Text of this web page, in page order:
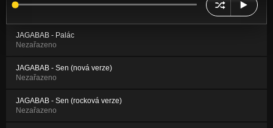
JAGABAB - Palác
Nezařazeno
JAGABAB - Sen (nová verze)
Nezařazeno
JAGABAB - Sen (rocková verze)
Nezařazeno